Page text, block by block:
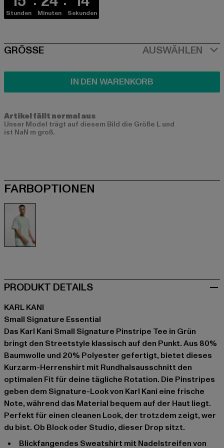
Stunden Minuten Sekunden
SIZE
GRÖSSE AUSWÄHLEN
IN DEN WARENKORB
Artikel fällt normal aus
Unser Model trägt auf diesem Bild die Größe L und
ist NaN m groß.
FARBOPTIONEN
PRODUKT DETAILS
KARL KANI
Small Signature Essential
Das Karl Kani Small Signature Pinstripe Tee in Grün
bringt den Streetstyle klassisch auf den Punkt. Aus 80%
Baumwolle und 20% Polyester gefertigt, bietet dieses
Kurzarm-Herrenshirt mit Rundhalsausschnitt den
optimalen Fit für deine tägliche Rotation. Die Pinstripes
geben dem Signature-Look von Karl Kani eine frische
Note, während das Material bequem auf der Haut liegt.
Perfekt für einen cleanen Look, der trotzdem zeigt, wer
du bist. Ob Block oder Studio, dieser Drop sitzt.
Blickfangendes Sweatshirt mit Nadelstreifen von